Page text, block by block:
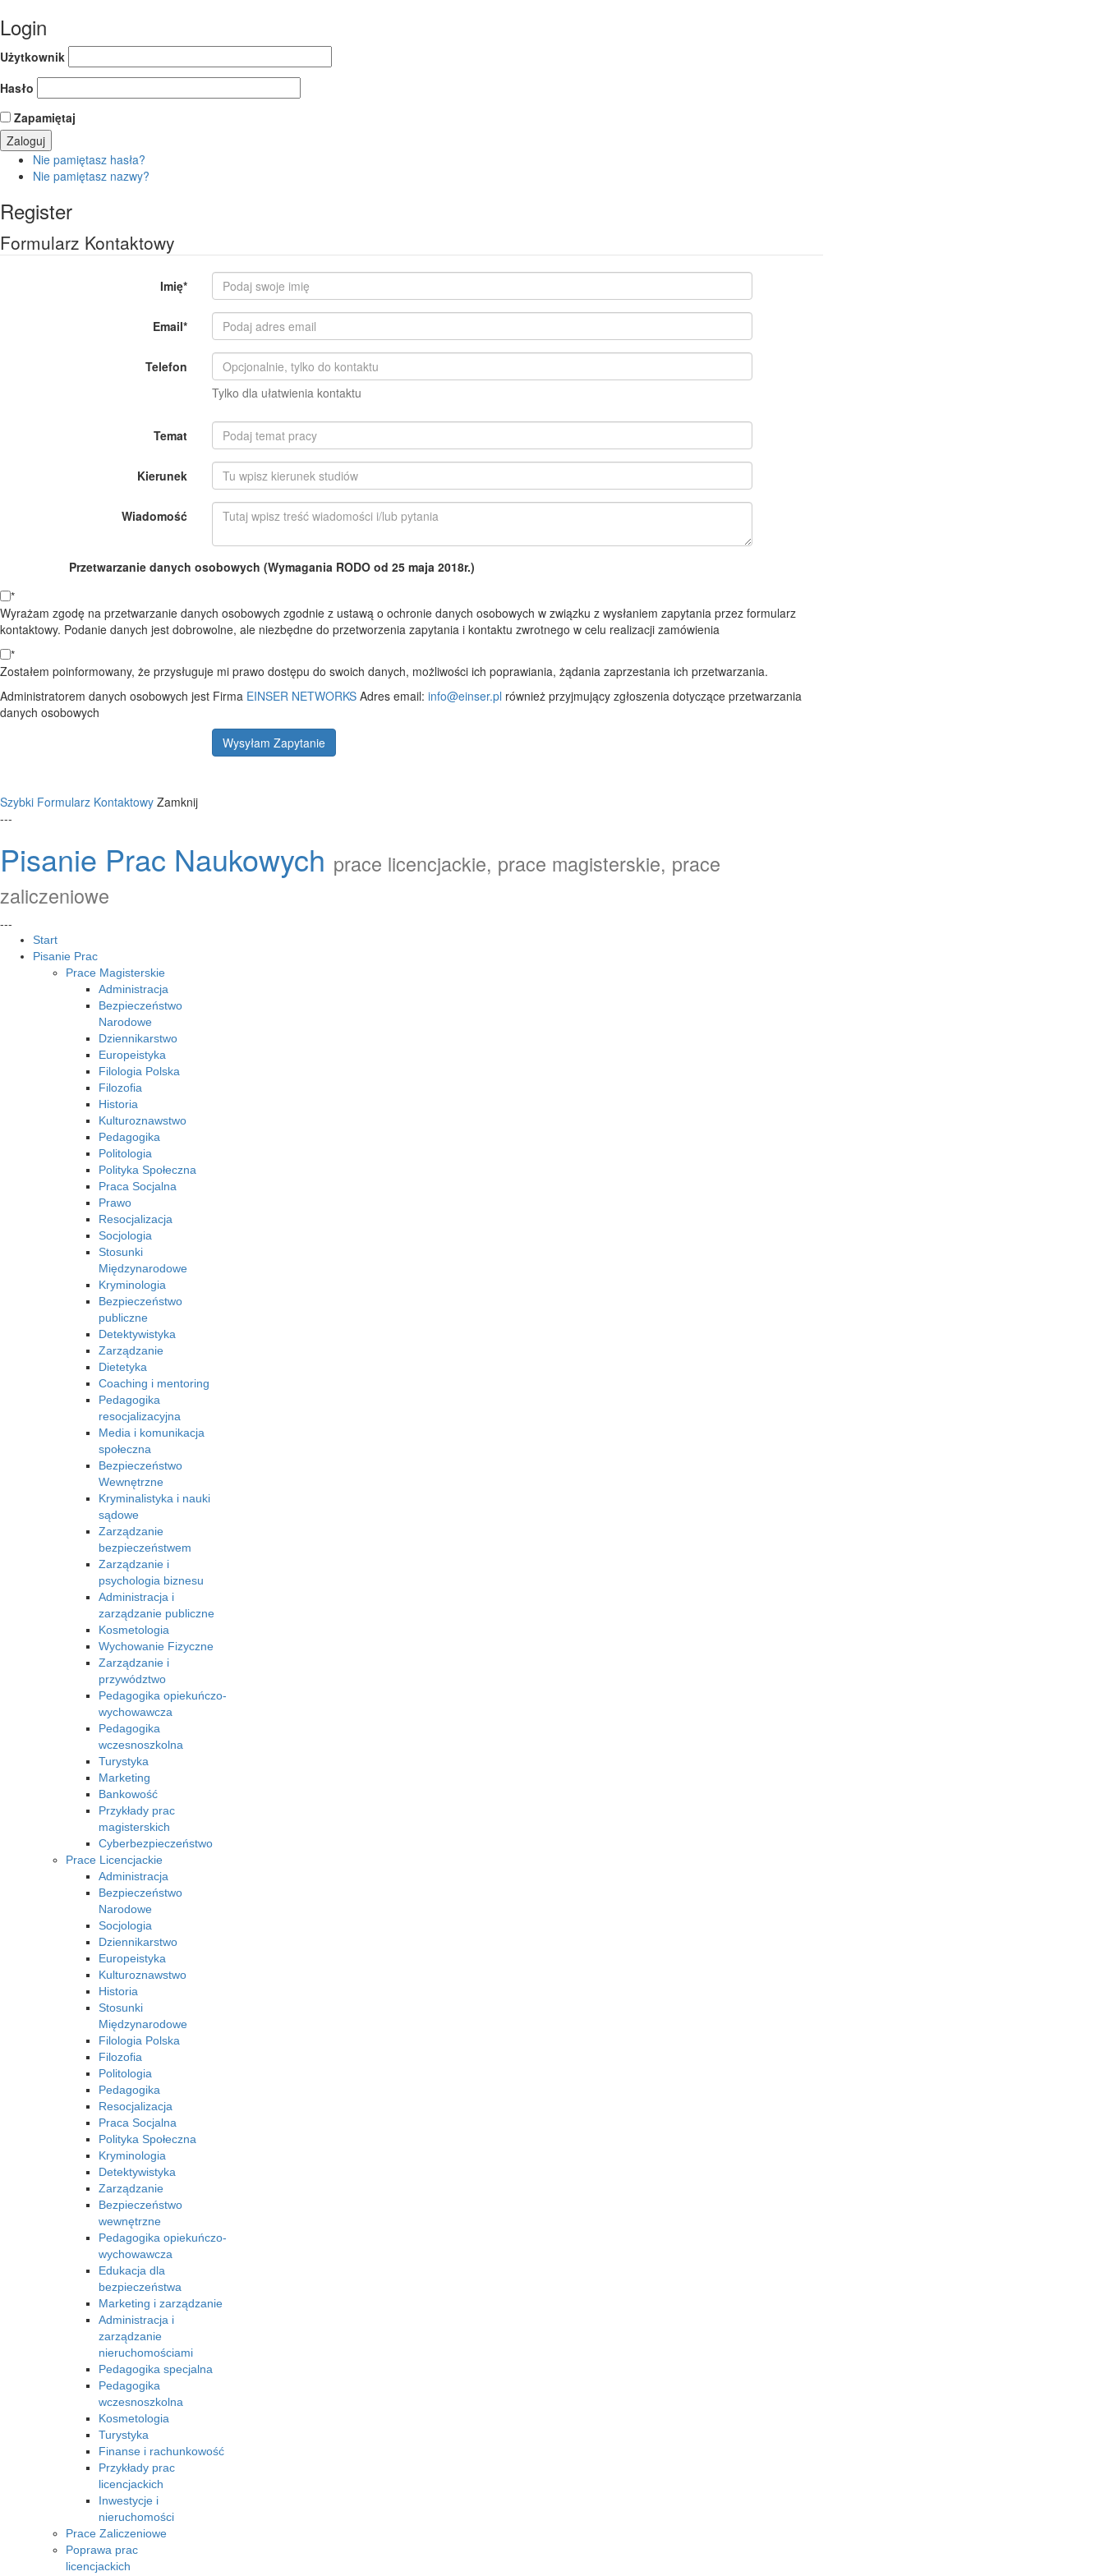
Login
Użytkownik
Hasło
Zapamiętaj
Nie pamiętasz hasła?
Nie pamiętasz nazwy?
Register
Formularz Kontaktowy
Imię*
Email*
Telefon
Tylko dla ułatwienia kontaktu
Temat
Kierunek
Wiadomość
Przetwarzanie danych osobowych (Wymagania RODO od 25 maja 2018r.)
*
Wyrażam zgodę na przetwarzanie danych osobowych zgodnie z ustawą o ochronie danych osobowych w związku z wysłaniem zapytania przez formularz
kontaktowy. Podanie danych jest dobrowolne, ale niezbędne do przetworzenia zapytania i kontaktu zwrotnego w celu realizacji zamówienia
*
Zostałem poinformowany, że przysługuje mi prawo dostępu do swoich danych, możliwości ich poprawiania, żądania zaprzestania ich przetwarzania.
Administratorem danych osobowych jest Firma EINSER NETWORKS Adres email: info@einser.pl również przyjmujący zgłoszenia dotyczące przetwarzania
danych osobowych
Wysyłam Zapytanie
Szybki Formularz Kontaktowy Zamknij
---
Pisanie Prac Naukowych prace licencjackie, prace magisterskie, prace
zaliczeniowe
---
Start
Pisanie Prac
Prace Magisterskie
Administracja
Bezpieczeństwo
Narodowe
Dziennikarstwo
Europeistyka
Filologia Polska
Filozofia
Historia
Kulturoznawstwo
Pedagogika
Politologia
Polityka Społeczna
Praca Socjalna
Prawo
Resocjalizacja
Socjologia
Stosunki
Międzynarodowe
Kryminologia
Bezpieczeństwo
publiczne
Detektywistyka
Zarządzanie
Dietetyka
Coaching i mentoring
Pedagogika
resocjalizacyjna
Media i komunikacja
społeczna
Bezpieczeństwo
Wewnętrzne
Kryminalistyka i nauki
sądowe
Zarządzanie
bezpieczeństwem
Zarządzanie i
psychologia biznesu
Administracja i
zarządzanie publiczne
Kosmetologia
Wychowanie Fizyczne
Zarządzanie i
przywództwo
Pedagogika opiekuńczo-
wychowawcza
Pedagogika
wczesnoszkolna
Turystyka
Marketing
Bankowość
Przykłady prac
magisterskich
Cyberbezpieczeństwo
Prace Licencjackie
Administracja
Bezpieczeństwo
Narodowe
Socjologia
Dziennikarstwo
Europeistyka
Kulturoznawstwo
Historia
Stosunki
Międzynarodowe
Filologia Polska
Filozofia
Politologia
Pedagogika
Resocjalizacja
Praca Socjalna
Polityka Społeczna
Kryminologia
Detektywistyka
Zarządzanie
Bezpieczeństwo
wewnętrzne
Pedagogika opiekuńczo-
wychowawcza
Edukacja dla
bezpieczeństwa
Marketing i zarządzanie
Administracja i
zarządzanie
nieruchomościami
Pedagogika specjalna
Pedagogika
wczesnoszkolna
Kosmetologia
Turystyka
Finanse i rachunkowość
Przykłady prac
licencjackich
Inwestycje i
nieruchomości
Prace Zaliczeniowe
Poprawa prac
licencjackich